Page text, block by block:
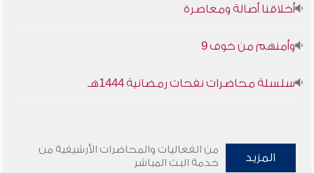
أخلاقنا أصالة ومعاصرة
وأمنهم من خوف 9
سلسلة محاضرات نفحات رمضانية 1444هـ
المزيد
من الفعاليات والمحاضرات الأرشيفية من
خدمة البث المباشر